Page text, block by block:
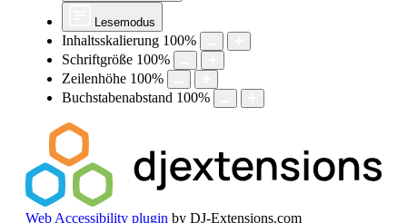
Lesemodus
Inhaltsskalierung 100%
Schriftgröße 100%
Zeilenhöhe 100%
Buchstabenabstand 100%
Web Accessibility plugin by DJ-Extensions.com